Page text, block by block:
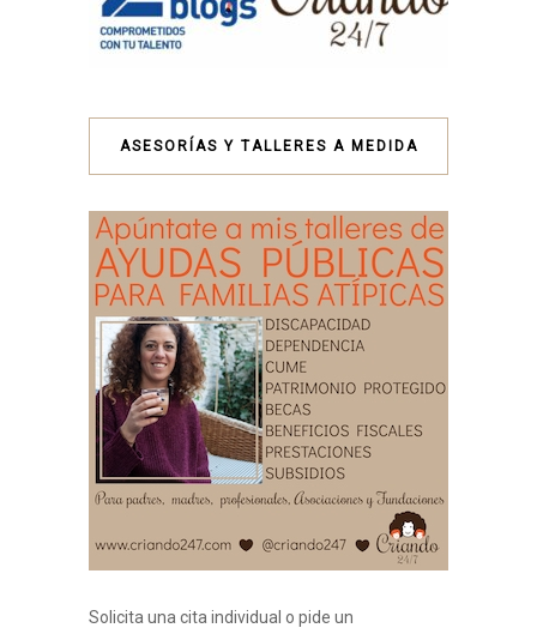
ASESORÍAS Y TALLERES A MEDIDA
Solicita una cita individual o pide un